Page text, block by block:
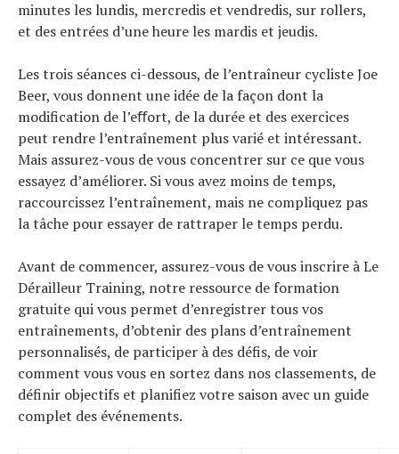
minutes les lundis, mercredis et vendredis, sur rollers,
et des entrées d’une heure les mardis et jeudis.
Les trois séances ci-dessous, de l’entraîneur cycliste Joe
Beer, vous donnent une idée de la façon dont la
modification de l’eﬀort, de la durée et des exercices
peut rendre l’entraînement plus varié et intéressant.
Mais assurez-vous de vous concentrer sur ce que vous
essayez d’améliorer. Si vous avez moins de temps,
raccourcissez l’entraînement, mais ne compliquez pas
la tâche pour essayer de rattraper le temps perdu.
Avant de commencer, assurez-vous de vous inscrire à Le
Dérailleur Training, notre ressource de formation
gratuite qui vous permet d’enregistrer tous vos
entraînements, d’obtenir des plans d’entraînement
personnalisés, de participer à des défis, de voir
comment vous vous en sortez dans nos classements, de
définir objectifs et planifiez votre saison avec un guide
complet des événements.